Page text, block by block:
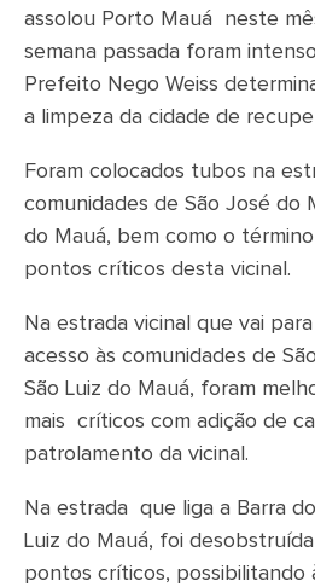
assolou Porto Mauá neste
semana passada foram
Prefeito Nego Weiss
a limpeza da cidade de
Foram colocados tubos na
comunidades de São José do
do Mauá, bem como o
pontos críticos desta vicinal.
Na estrada vicinal que vai
acesso às comunidades de
São Luiz do Mauá, foram
mais críticos com adição de
patrolamento da vicinal.
Na estrada que liga a Barra
Luiz do Mauá, foi
pontos críticos, possibilitando